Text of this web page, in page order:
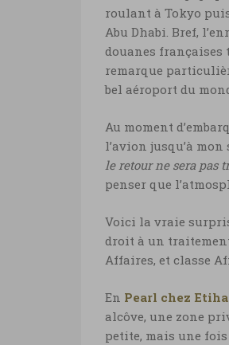
roulant à Tokyo
Abu Dhabi. Bref,
douanes françaises
remarque
bel aéroport du
Au moment
l’avion jusqu’à
le retour ne sera pas
penser que
Voici la vraie
droit à un
Affaires, et classe
En Pearl chez
alcôve, une zone
petite, mais une fois